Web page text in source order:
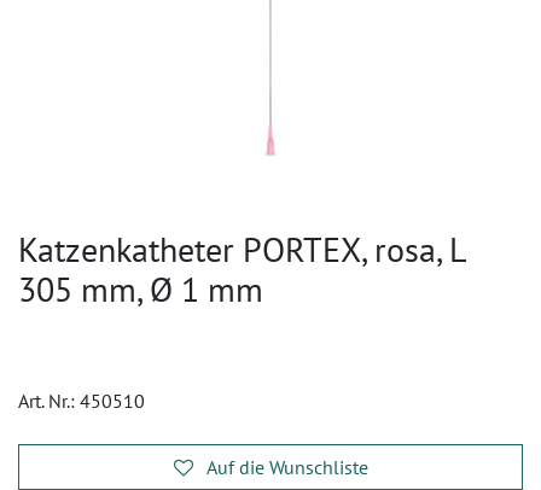
Katzenkatheter PORTEX, rosa, L
305 mm, Ø 1 mm
Art. Nr.: 450510
Auf die Wunschliste